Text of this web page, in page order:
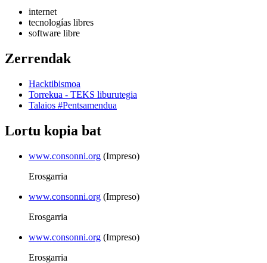
internet
tecnologías libres
software libre
Zerrendak
Hacktibismoa
Torrekua - TEKS liburutegia
Talaios #Pentsamendua
Lortu kopia bat
www.consonni.org (Impreso)
Erosgarria
www.consonni.org (Impreso)
Erosgarria
www.consonni.org (Impreso)
Erosgarria